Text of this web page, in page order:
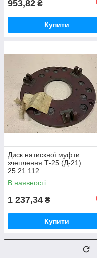
953,82 ₴
Купити
Диск натискної муфти
зчеплення Т-25 (Д-21)
25.21.112
В наявності
1 237,34 ₴
Купити